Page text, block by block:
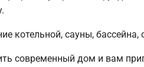
котельной, сауны,
современный дом и вам